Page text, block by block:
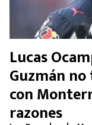
Lucas
Guzmán
con
razones